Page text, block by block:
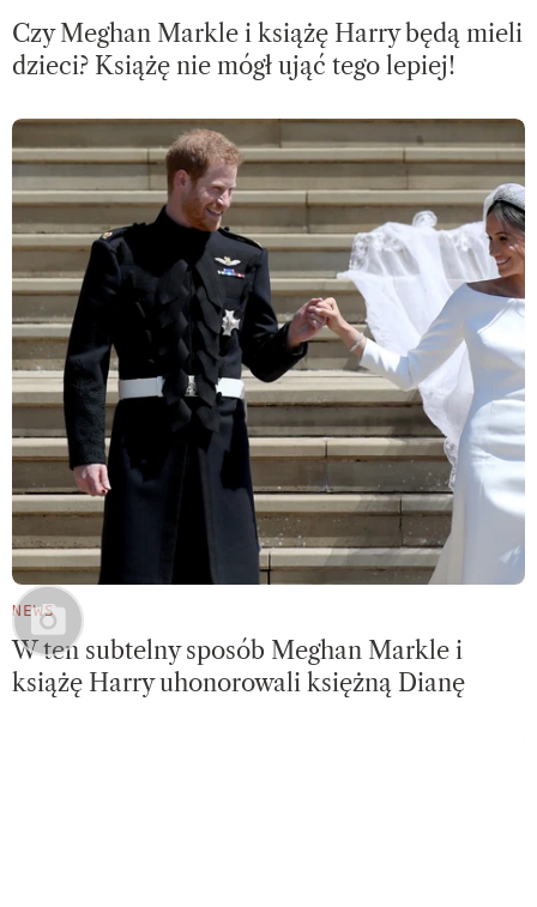
Czy Meghan Markle i książę Harry będą mieli
dzieci? Książę nie mógł ująć tego lepiej!
NEWS
W ten subtelny sposób Meghan Markle i
książę Harry uhonorowali księżną Dianę